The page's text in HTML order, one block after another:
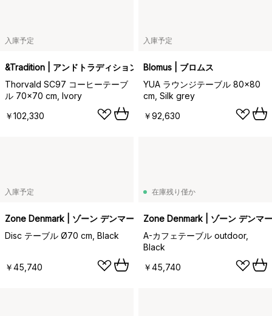
入庫予定
&Tradition | アンドトラディション
Thorvald SC97 コーヒーテーブ
ル 70x70 cm, Ivory
￥102,330
入庫予定
Blomus | ブロムス
YUA ラウンジテーブル 80x80
cm, Silk grey
￥92,630
入庫予定
Zone Denmark | ゾーン デンマーク
Disc テーブル Ø70 cm, Black
￥45,740
在庫残り僅か
Zone Denmark | ゾーン デンマ
A-カフェテーブル outdoor,
Black
￥45,740